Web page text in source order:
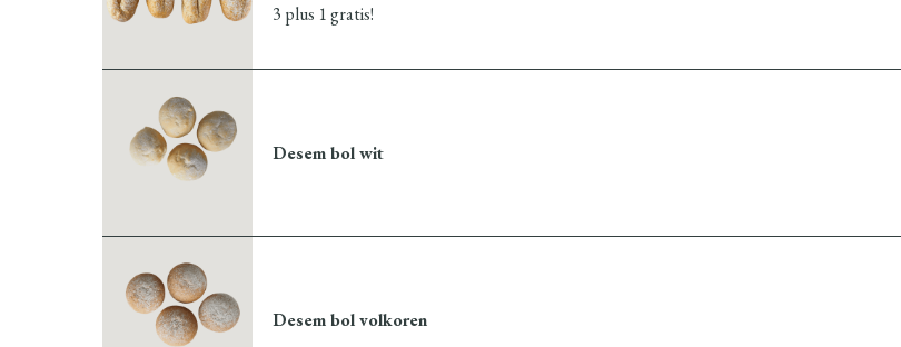
3 plus 1 gratis!
Desem bol wit
Desem bol volkoren